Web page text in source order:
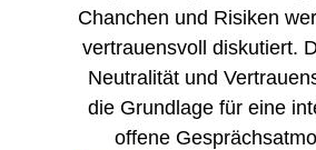
Chanchen und Risiken
vertrauensvoll diskutiert.
Neutralität und
die Grundlage für eine
offene